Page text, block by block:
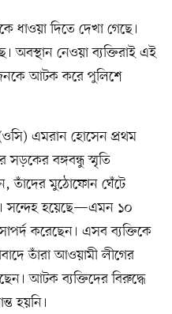
দিতে দেখা গেছে।
অবস্থান নেওয়া ব্যক্তিরাই এই
আটক করে পুলিশে
(ওসি) এমরান হোসেন প্রথম
বঙ্গবন্ধু স্মৃতি
তাঁদের মুঠোফোন ঘেঁটে
সন্দেহ হয়েছে—এমন ১০
করেছেন। এসব ব্যক্তিকে
তাঁরা আওয়ামী লীগের
আটক ব্যক্তিদের বিরুদ্ধে
হয়নি।